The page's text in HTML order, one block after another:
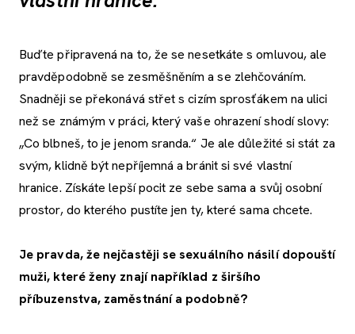
Buďte připravená na to, že se nesetkáte s omluvou, ale
pravděpodobně se zesměšněním a se zlehčováním.
Snadněji se překonává střet s cizím sprosťákem na ulici
než se známým v práci, který vaše ohrazení shodí slovy:
„Co blbneš, to je jenom sranda.“ Je ale důležité si stát za
svým, klidně být nepříjemná a bránit si své vlastní
hranice. Získáte lepší pocit ze sebe sama a svůj osobní
prostor, do kterého pustíte jen ty, které sama chcete.
Je pravda, že nejčastěji se sexuálního násilí dopouští
muži, které ženy znají například z širšího
příbuzenstva, zaměstnání a podobně?